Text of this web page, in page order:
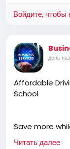
choose-the-
Войдите, чтобы
день
Affordable
School
Save more
Lessons
Читать далее